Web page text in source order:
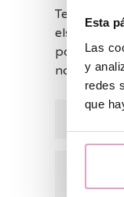
Esta
Las
y
redes
que
Tenim
els
possible.
nostres